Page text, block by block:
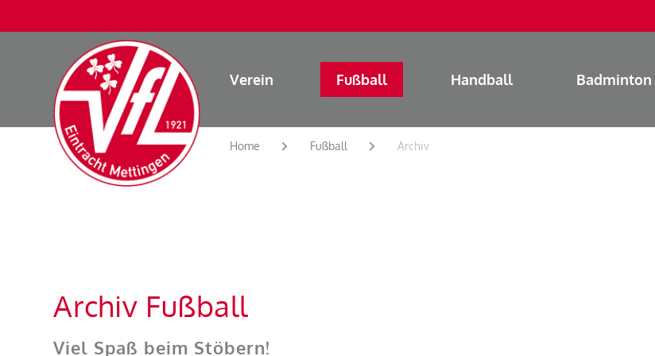
Verein Fußball Handball Badminton
Home Fußball Archiv
Archiv Fußball
Viel Spaß beim Stöbern!